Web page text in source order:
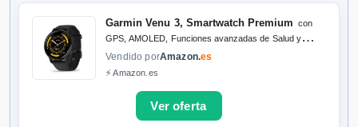
Garmin Venu 3, Smartwatch Premium con
GPS, AMOLED, Funciones avanzadas de Salud y
Forma física, más de 30 Aplicaciones Deportivas, 14
días de autonomía, Negro
Vendido porAmazon.es
⚡ Amazon.es